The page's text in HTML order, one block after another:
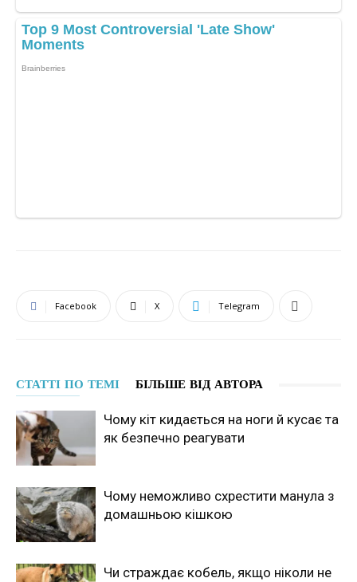
Facebook X Telegram
СТАТТІ ПО ТЕМІ БІЛЬШЕ ВІД АВТОРА
Чому кіт кидається на ноги й кусає та
як безпечно реагувати
Чому неможливо схрестити манула з
домашньою кішкою
Чи страждає кобель, якщо ніколи не